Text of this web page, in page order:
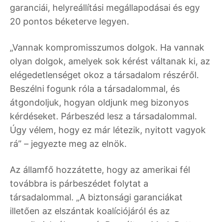
garanciái, helyreállítási megállapodásai és egy
20 pontos béketerve legyen.
„Vannak kompromisszumos dolgok. Ha vannak
olyan dolgok, amelyek sok kérést váltanak ki, az
elégedetlenséget okoz a társadalom részéről.
Beszélni fogunk róla a társadalommal, és
átgondoljuk, hogyan oldjunk meg bizonyos
kérdéseket. Párbeszéd lesz a társadalommal.
Úgy vélem, hogy ez már létezik, nyitott vagyok
rá” – jegyezte meg az elnök.
Az államfő hozzátette, hogy az amerikai fél
továbbra is párbeszédet folytat a
társadalommal. „A biztonsági garanciákat
illetően az elszántak koalíciójáról és az